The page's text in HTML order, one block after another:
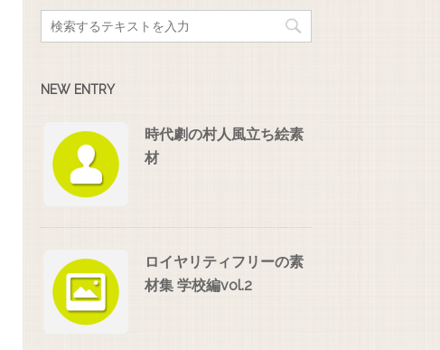
NEW ENTRY
時代劇の村人風立ち絵素
材
ロイヤリティフリーの素
材集 学校編vol.2